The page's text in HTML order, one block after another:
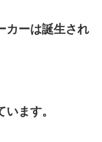
カーは誕生され
ます。